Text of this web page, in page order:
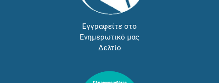
Εγγραφείτε στο
Ενημερωτικό μας
Δελτίο